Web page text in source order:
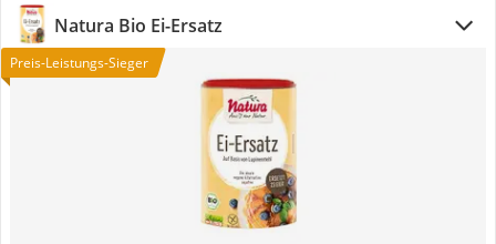
Natura Bio Ei-Ersatz
Preis-Leistungs-Sieger